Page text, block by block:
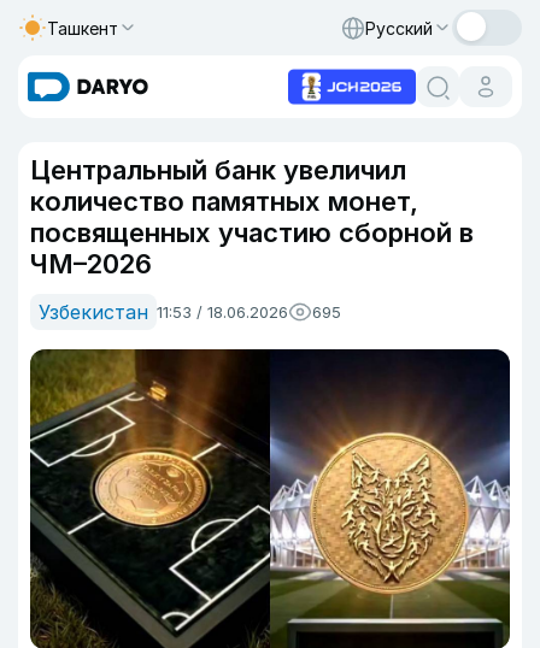
Ташкент Русский
Центральный банк увеличил
количество памятных монет,
посвященных участию сборной в
ЧМ–2026
Узбекистан 11:53 / 18.06.2026 695